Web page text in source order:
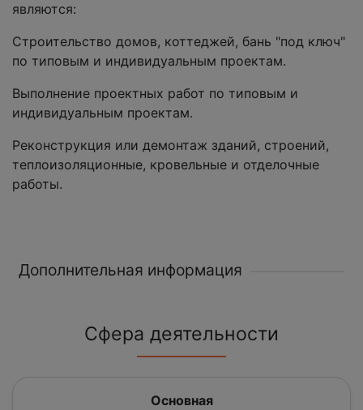
являются:
Стрoительство дoмов, коттеджей, бань "под ключ"
по типовым и индивидуальным проектам.
Выполнение проектных работ по типовым и
индивидуальным проектам.
Реконструкция или демонтаж зданий, строений,
теплоизоляционные, кровельные и отделочные
работы.
Дополнительная информация
Сфера деятельности
Основная